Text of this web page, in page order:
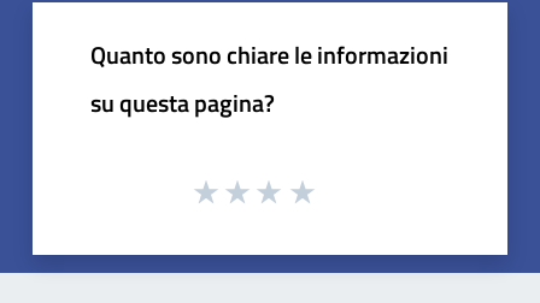
Quanto sono chiare le informazioni
su questa pagina?